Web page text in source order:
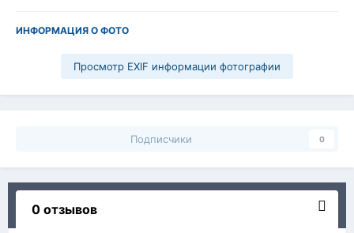
ИНФОРМАЦИЯ О ФОТО
Просмотр EXIF информации фотографии
Подписчики 0
0 отзывов